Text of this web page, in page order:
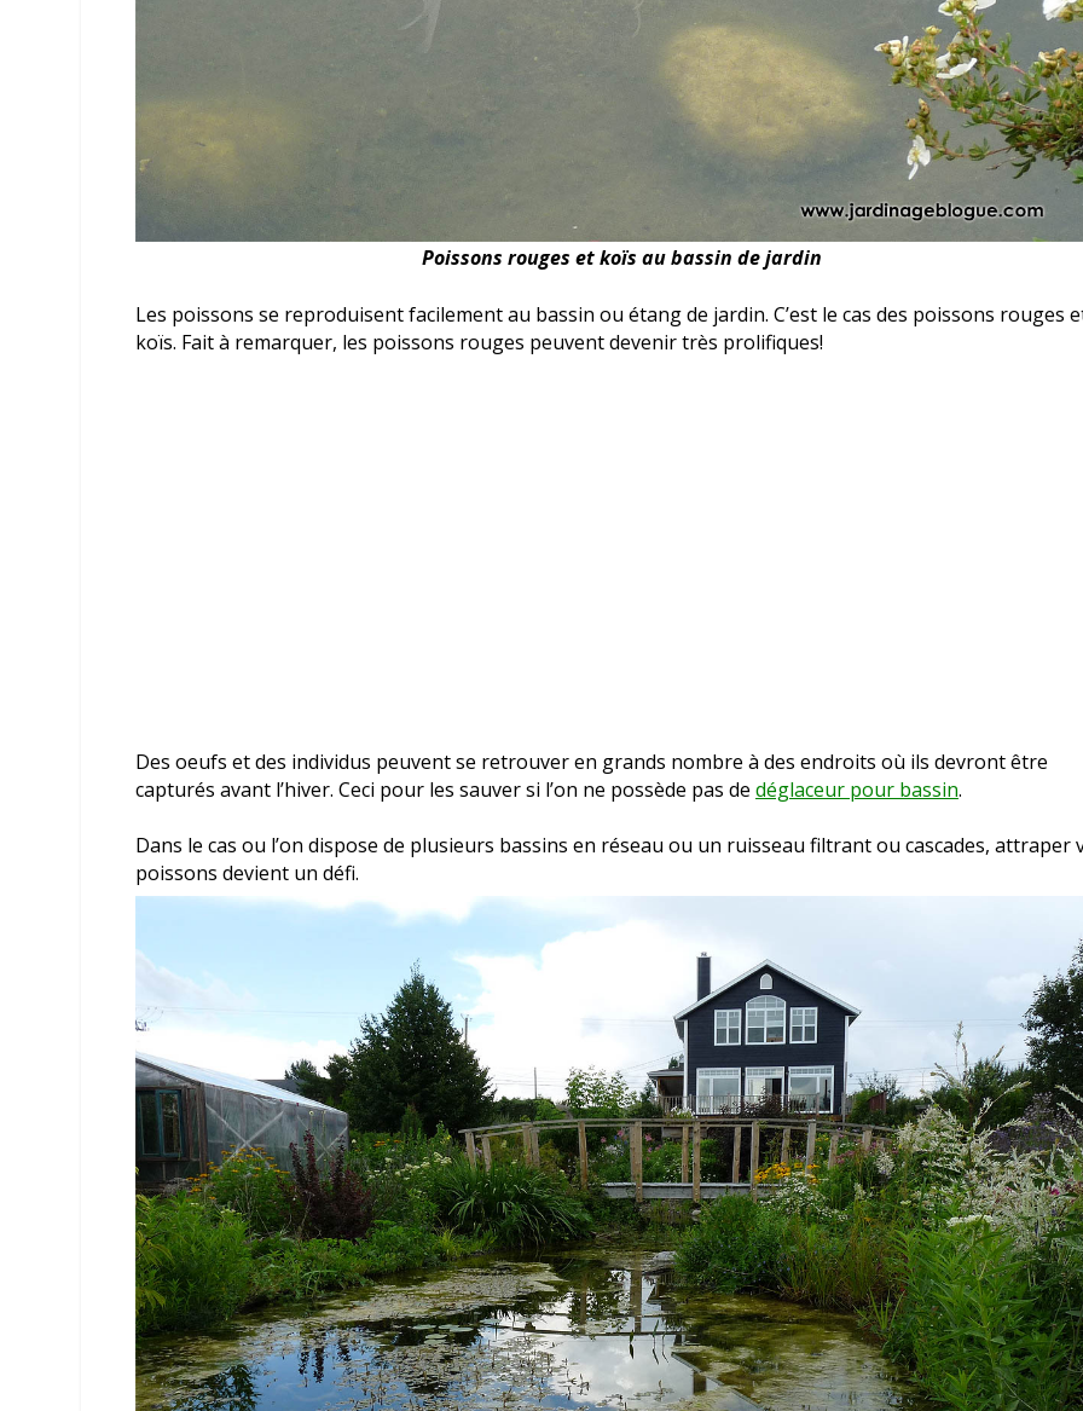
Poissons rouges et koïs au bassin de jardin
Les poissons se reproduisent facilement au bassin ou étang de jardin. C’est le cas des poissons rouges
koïs. Fait à remarquer, les poissons rouges peuvent devenir très prolifiques!
Des oeufs et des individus peuvent se retrouver en grands nombre à des endroits où ils devront être
capturés avant l’hiver. Ceci pour les sauver si l’on ne possède pas de déglaceur pour bassin.
Dans le cas ou l’on dispose de plusieurs bassins en réseau ou un ruisseau filtrant ou cascades, attraper
poissons devient un défi.